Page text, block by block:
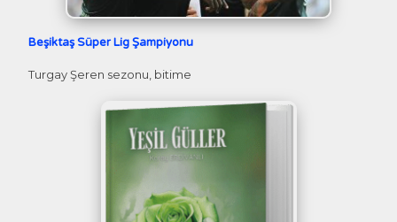
Beşiktaş Süper Lig Şampiyonu
Turgay Şeren sezonu, bitime